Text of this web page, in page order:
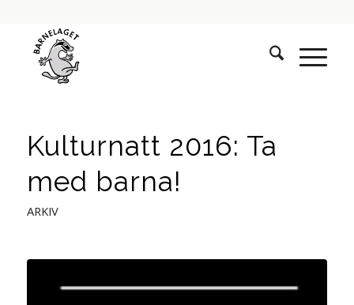
Kulturnatt 2016: Ta
med barna!
ARKIV